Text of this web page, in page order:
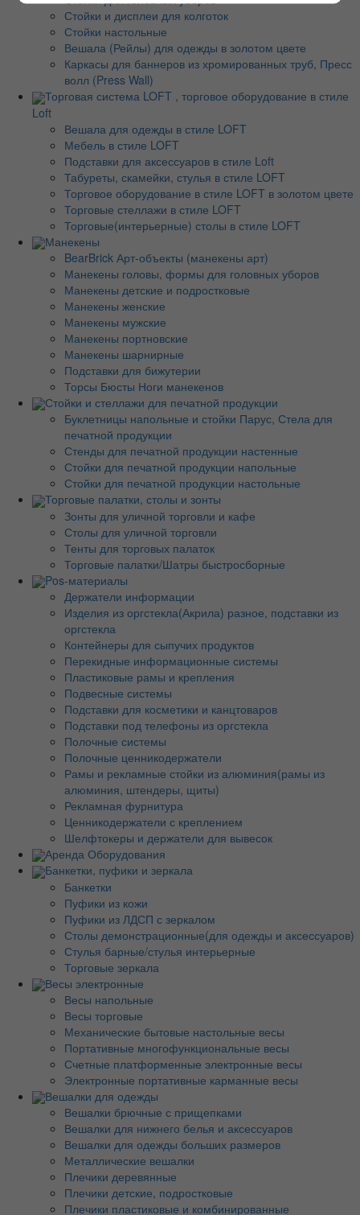
Стойки и дисплеи для колготок
Стойки настольные
Вешала (Рейлы) для одежды в золотом цвете
Каркасы для баннеров из хромированных труб, Пресс
волл (Press Wall)
Торговая система LOFT , торговое оборудование в стиле
Loft
Вешала для одежды в стиле LOFT
Мебель в стиле LOFT
Подставки для аксессуаров в стиле Loft
Табуреты, скамейки, стулья в стиле LOFT
Торговое оборудование в стиле LOFT в золотом цвете
Торговые стеллажи в стиле LOFT
Торговые(интерьерные) столы в стиле LOFT
Манекены
BearBrick Арт-объекты (манекены арт)
Манекены головы, формы для головных уборов
Манекены детские и подростковые
Манекены женские
Манекены мужские
Манекены портновские
Манекены шарнирные
Подставки для бижутерии
Торсы Бюсты Ноги манекенов
Стойки и стеллажи для печатной продукции
Буклетницы напольные и стойки Парус, Стела для
печатной продукции
Стенды для печатной продукции настенные
Стойки для печатной продукции напольные
Стойки для печатной продукции настольные
Торговые палатки, столы и зонты
Зонты для уличной торговли и кафе
Столы для уличной торговли
Тенты для торговых палаток
Торговые палатки/Шатры быстросборные
Pos-материалы
Держатели информации
Изделия из оргстекла(Акрила) разное, подставки из
оргстекла
Контейнеры для сыпучих продуктов
Перекидные информационные системы
Пластиковые рамы и крепления
Подвесные системы
Подставки для косметики и канцтоваров
Подставки под телефоны из оргстекла
Полочные системы
Полочные ценникодержатели
Рамы и рекламные стойки из алюминия(рамы из
алюминия, штендеры, щиты)
Рекламная фурнитура
Ценникодержатели с креплением
Шелфтокеры и держатели для вывесок
Аренда Оборудования
Банкетки, пуфики и зеркала
Банкетки
Пуфики из кожи
Пуфики из ЛДСП с зеркалом
Столы демонстрационные(для одежды и аксессуаров)
Стулья барные/стулья интерьерные
Торговые зеркала
Весы электронные
Весы напольные
Весы торговые
Механические бытовые настольные весы
Портативные многофункциональные весы
Счетные платформенные электронные весы
Электронные портативные карманные весы
Вешалки для одежды
Вешалки брючные с прищепками
Вешалки для нижнего белья и аксессуаров
Вешалки для одежды больших размеров
Металлические вешалки
Плечики деревянные
Плечики детские, подростковые
Плечики пластиковые и комбинированные